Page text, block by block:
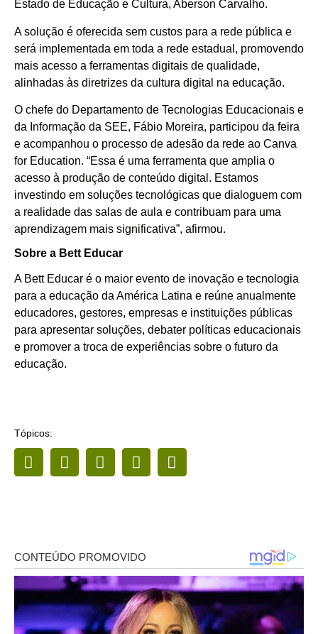
Estado de Educação e Cultura, Aberson Carvalho.
A solução é oferecida sem custos para a rede pública e
será implementada em toda a rede estadual, promovendo
mais acesso a ferramentas digitais de qualidade,
alinhadas às diretrizes da cultura digital na educação.
O chefe do Departamento de Tecnologias Educacionais e
da Informação da SEE, Fábio Moreira, participou da feira
e acompanhou o processo de adesão da rede ao Canva
for Education. “Essa é uma ferramenta que amplia o
acesso à produção de conteúdo digital. Estamos
investindo em soluções tecnológicas que dialoguem com
a realidade das salas de aula e contribuam para uma
aprendizagem mais significativa”, afirmou.
Sobre a Bett Educar
A Bett Educar é o maior evento de inovação e tecnologia
para a educação da América Latina e reúne anualmente
educadores, gestores, empresas e instituições públicas
para apresentar soluções, debater políticas educacionais
e promover a troca de experiências sobre o futuro da
educação.
Tópicos: